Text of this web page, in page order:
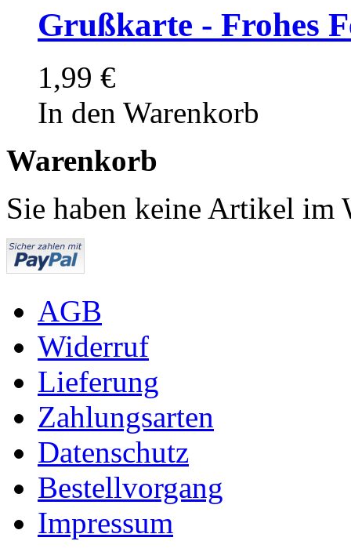
Grußkarte - Frohes
1,99 €
In den Warenkorb
Warenkorb
Sie haben keine Artikel im
AGB
Widerruf
Lieferung
Zahlungsarten
Datenschutz
Bestellvorgang
Impressum